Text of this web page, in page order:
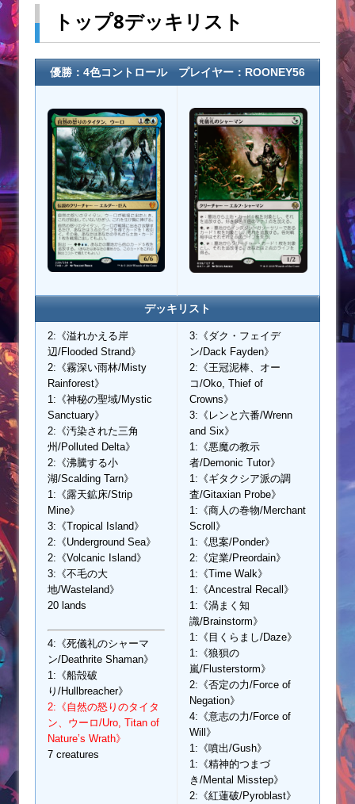
トップ8デッキリスト
優勝：4色コントロール プレイヤー：ROONEY56
デッキリスト
2:《溢れかえる岸
辺/Flooded Strand》
2:《霧深い雨林/Misty
Rainforest》
1:《神秘の聖域/Mystic
Sanctuary》
2:《汚染された三角
州/Polluted Delta》
2:《沸騰する小
湖/Scalding Tarn》
1:《露天鉱床/Strip
Mine》
3:《Tropical Island》
2:《Underground Sea》
2:《Volcanic Island》
3:《不毛の大
地/Wasteland》
20 lands
4:《死儀礼のシャーマ
ン/Deathrite Shaman》
1:《船殻破
り/Hullbreacher》
2:《自然の怒りのタイタ
ン、ウーロ/Uro, Titan of
Nature’s Wrath》
7 creatures
3:《ダク・フェイデ
ン/Dack Fayden》
2:《王冠泥棒、オー
コ/Oko, Thief of
Crowns》
3:《レンと六番/Wrenn
and Six》
1:《悪魔の教示
者/Demonic Tutor》
1:《ギタクシア派の調
査/Gitaxian Probe》
1:《商人の巻物/Merchant
Scroll》
1:《思案/Ponder》
2:《定業/Preordain》
1:《Time Walk》
1:《Ancestral Recall》
1:《渦まく知
識/Brainstorm》
1:《目くらまし/Daze》
1:《狼狽の
嵐/Flusterstorm》
2:《否定の力/Force of
Negation》
4:《意志の力/Force of
Will》
1:《噴出/Gush》
1:《精神的つまづ
き/Mental Misstep》
2:《紅蓮破/Pyroblast》